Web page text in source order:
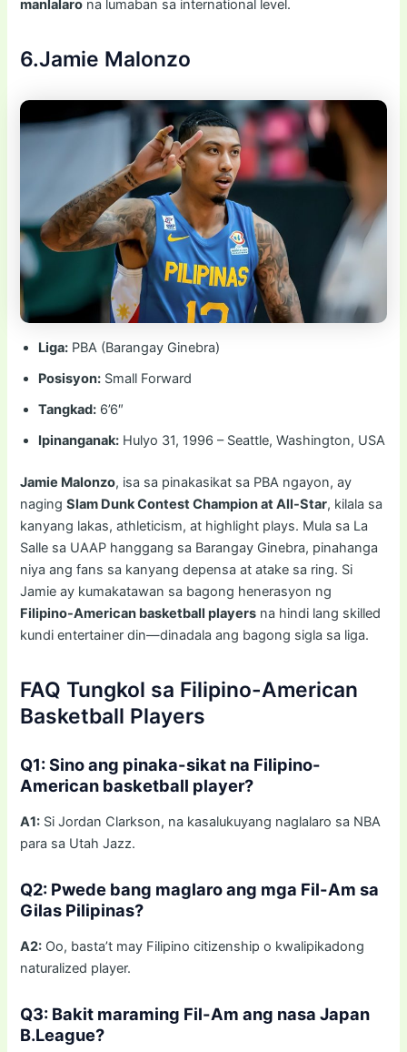
manlalaro na lumaban sa international level.
6.Jamie Malonzo
Liga: PBA (Barangay Ginebra)
Posisyon: Small Forward
Tangkad: 6’6″
Ipinanganak: Hulyo 31, 1996 – Seattle, Washington, USA
Jamie Malonzo, isa sa pinakasikat sa PBA ngayon, ay
nagingSlam Dunk Contest Champion at All-Star, kilala sa
kanyang lakas, athleticism, at highlight plays. Mula sa La
Salle sa UAAP hanggang sa Barangay Ginebra, pinahanga
niya ang fans sa kanyang depensa at atake sa ring. Si
Jamie ay kumakatawan sa bagong henerasyon ng
Filipino-American basketball players na hindi lang skilled
kundi entertainer din—dinadala ang bagong sigla sa liga.
FAQ Tungkol sa Filipino-American
Basketball Players
Q1: Sino ang pinaka-sikat na Filipino-
American basketball player?
A1: Si Jordan Clarkson, na kasalukuyang naglalaro sa NBA
para sa Utah Jazz.
Q2: Pwede bang maglaro ang mga Fil-Am sa
Gilas Pilipinas?
A2: Oo, basta’t may Filipino citizenship o kwalipikadong
naturalized player.
Q3: Bakit maraming Fil-Am ang nasa Japan
B.League?